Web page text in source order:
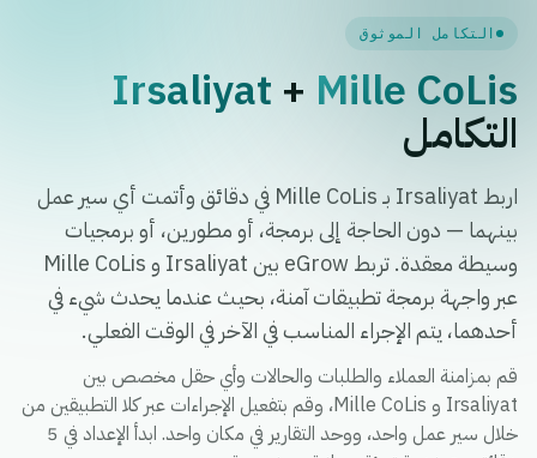
التكامل الموثوق
Irsaliyat + Mille CoLis
التكامل
اربط Irsaliyat بـ Mille CoLis في دقائق وأتمت أي سير عمل
بينهما — دون الحاجة إلى برمجة، أو مطورين، أو برمجيات
وسيطة معقدة. تربط eGrow بين Irsaliyat و Mille CoLis
عبر واجهة برمجة تطبيقات آمنة، بحيث عندما يحدث شيء في
أحدهما، يتم الإجراء المناسب في الآخر في الوقت الفعلي.
قم بمزامنة العملاء والطلبات والحالات وأي حقل مخصص بين
Irsaliyat و Mille CoLis، وقم بتفعيل الإجراءات عبر كلا التطبيقين من
خلال سير عمل واحد، ووحد التقارير في مكان واحد. ابدأ الإعداد في 5